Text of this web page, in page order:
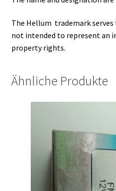
The Hellum trademark
not intended to represent
property rights.
Ähnliche Produkte